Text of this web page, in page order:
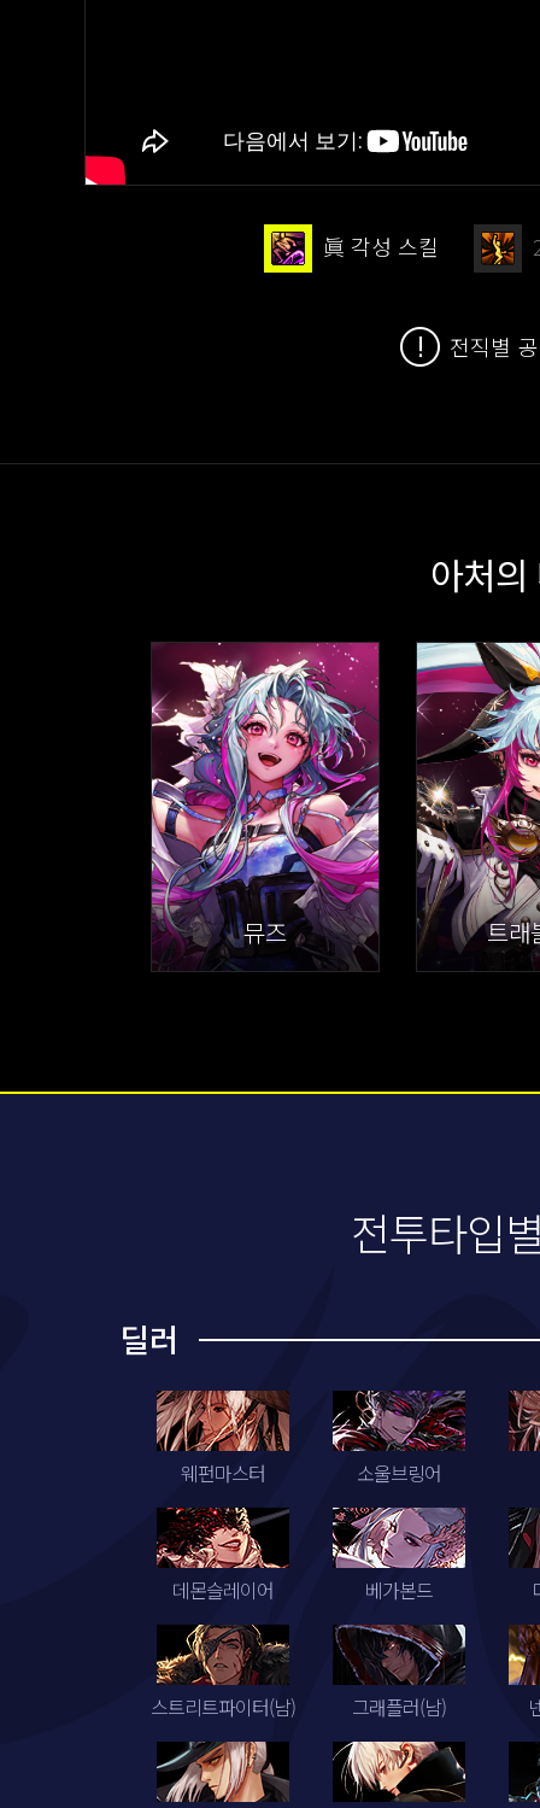
眞 각성 스킬
전직별
아처
뮤즈 트래
전투타입
딜러
웨펀마스터 소울브링어
데몬슬레이어 베가본드
스트리트파이터(남) 그래플러(남)